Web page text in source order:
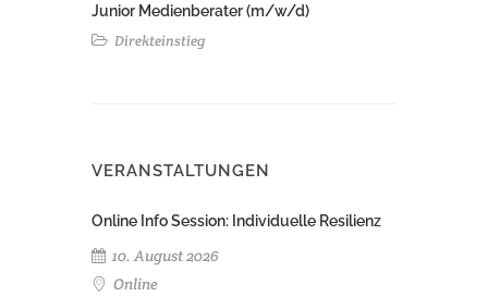
Junior Medienberater (m/w/d)
Direkteinstieg
VERANSTALTUNGEN
Online Info Session: Individuelle Resilienz
10. August 2026
Online